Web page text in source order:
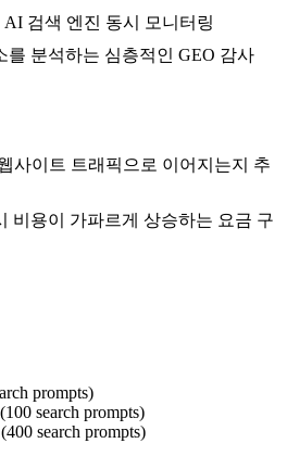
검색 엔진 동시 모니터링
를 분석하는 심층적인 GEO 감사
사이트 트래픽으로 이어지는지 추
비용이 가파르게 상승하는 요금 구
prompts)
search prompts)
search prompts)